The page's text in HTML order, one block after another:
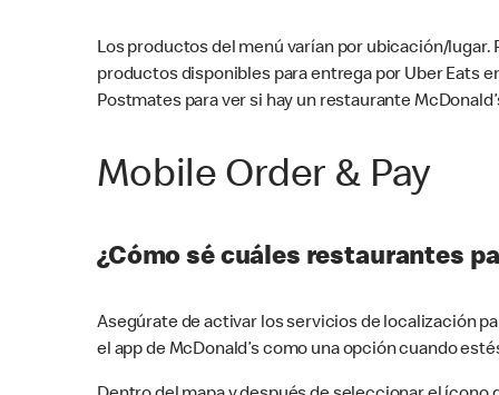
Los productos del menú varían por ubicación/
productos disponibles para entrega por Uber Eats
Postmates para ver si hay un restaurante
Mobile Order & Pay
¿Cómo sé cuáles restaurantes
Asegúrate de activar los servicios de localización
el app de McDonald’s como una opción cuando